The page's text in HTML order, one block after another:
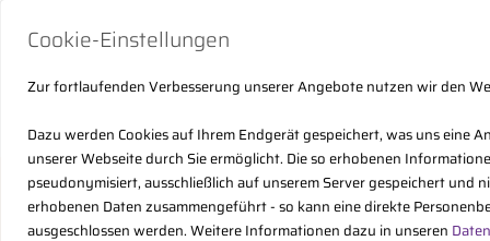
Cookie-Einstellungen
Zur fortlaufenden Verbesserung unserer Angebote nutzen wir den
Dazu werden Cookies auf Ihrem Endgerät gespeichert, was uns eine
unserer Webseite durch Sie ermöglicht. Die so erhobenen
pseudonymisiert, ausschließlich auf unserem Server gespeichert und
erhobenen Daten zusammengeführt - so kann eine direkte
ausgeschlossen werden. Weitere Informationen dazu in unseren